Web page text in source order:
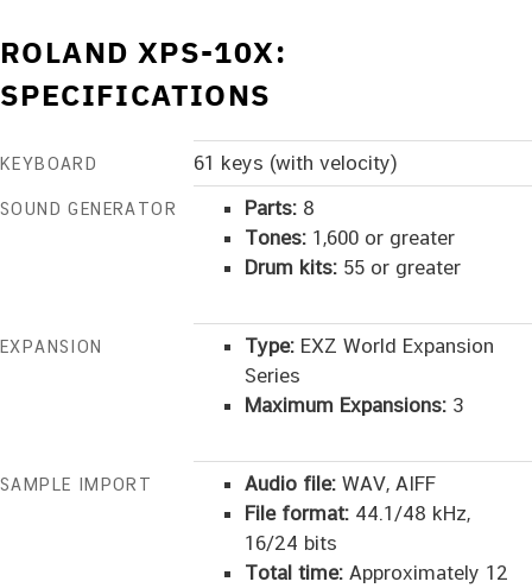
ROLAND XPS-10X:
SPECIFICATIONS
KEYBOARD 61 keys (with velocity)
SOUND GENERATOR Parts:8
Tones:1,600 or greater
Drum kits:55 or greater
EXPANSION Type:EXZ World Expansion
Series
Maximum Expansions:3
SAMPLE IMPORT Audio file:WAV, AIFF
File format:44.1/48 kHz,
16/24 bits
Total time:Approximately 12